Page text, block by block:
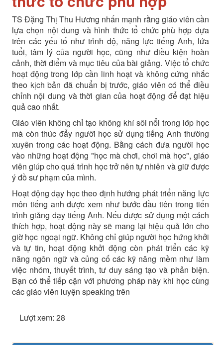
TS Đặng Thị Thu Hương nhấn mạnh rằng giáo viên cần
lựa chọn nội dung và hình thức tổ chức phù hợp dựa
trên các yếu tố như trình độ, năng lực tiếng Anh, lứa
tuổi, tâm lý của người học, cũng như điều kiện hoàn
cảnh, thời điểm và mục tiêu của bài giảng. Việc tổ chức
hoạt động trong lớp cần linh hoạt và không cứng nhắc
theo kịch bản đã chuẩn bị trước, giáo viên có thể điều
chỉnh nội dung và thời gian của hoạt động để đạt hiệu
quả cao nhất.
Giáo viên không chỉ tạo không khí sôi nổi trong lớp học
mà còn thúc đẩy người học sử dụng tiếng Anh thường
xuyên trong các hoạt động. Bằng cách đưa người học
vào những hoạt động "học mà chơi, chơi mà học", giáo
viên giúp cho quá trình học trở nên tự nhiên và giữ được
ý đồ sư phạm của mình.
Hoạt động dạy học theo định hướng phát triển năng lực
môn tiếng anh được xem như bước đầu tiên trong tiến
trình giảng dạy tiếng Anh. Nếu được sử dụng một cách
thích hợp, hoạt động này sẽ mang lại hiệu quả lớn cho
giờ học ngoại ngữ. Không chỉ giúp người học hứng khởi
và tự tin, hoạt động khởi động còn phát triển các kỹ
năng ngôn ngữ và củng cố các kỹ năng mềm như làm
việc nhóm, thuyết trình, tư duy sáng tạo và phản biện.
Bạn có thể tiếp cận với phương pháp này khi học cùng
các giáo viên luyện speaking trên
Lượt xem: 28